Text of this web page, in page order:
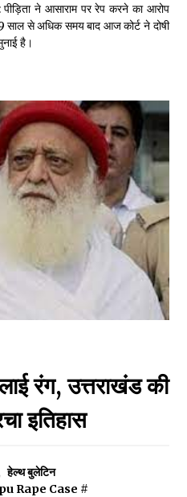
: पीड़िता ने आसाराम पर रेप करने का आरोप
साल से अधिक समय बाद आज कोर्ट ने दोषी
है।
रंग, उत्तराखंड की
इतिहास
हेल्थ बुलेटिन
Rape Case #